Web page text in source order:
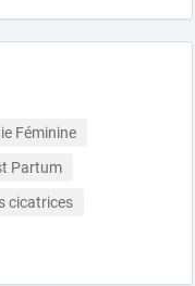
Féminine
Partum
cicatrices